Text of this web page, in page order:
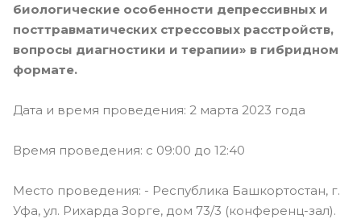
биологические особенности депрессивных и
посттравматических стрессовых расстройств,
вопросы диагностики и терапии» в гибридном
формате.
Дата и время проведения: 2 марта 2023 года
Время проведения: с 09:00 до 12:40
Место проведения: - Республика Башкортостан, г.
Уфа, ул. Рихарда Зорге, дом 73/3 (конференц-зал).